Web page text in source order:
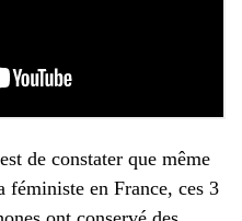
de constater que même
en France, ces 3